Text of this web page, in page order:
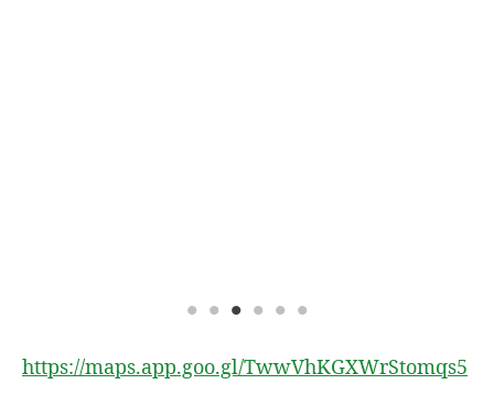
https://maps.app.goo.gl/TwwVhKGXWrStomqs5